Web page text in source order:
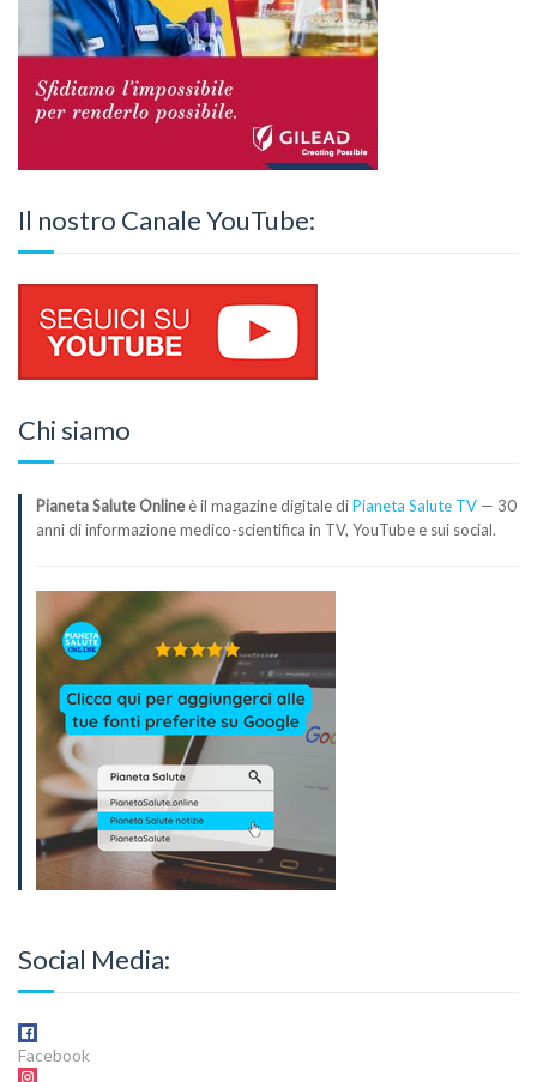
Il nostro Canale YouTube:
Chi siamo
Pianeta Salute Onlineè il magazine digitale diPianeta Salute TV — 30
anni di informazione medico-scientifica in TV, YouTube e sui social.
Social Media:
Facebook